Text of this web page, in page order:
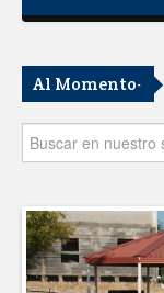
Al Momento-